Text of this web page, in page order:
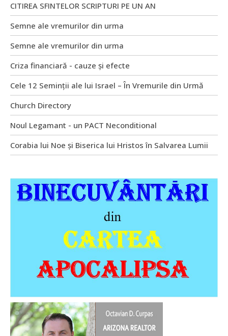
CITIREA SFINTELOR SCRIPTURI PE UN AN
Semne ale vremurilor din urma
Semne ale vremurilor din urma
Criza financiară - cauze și efecte
Cele 12 Seminții ale lui Israel – În Vremurile din Urmă
Church Directory
Noul Legamant - un PACT Neconditional
Corabia lui Noe și Biserica lui Hristos în Salvarea Lumii